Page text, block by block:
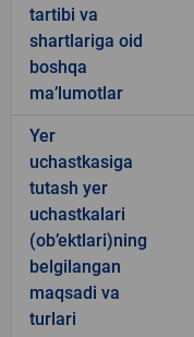
tartibi va
shartlariga oid
boshqa
ma’lumotlar
Yer
uchastkasiga
tutash yer
uchastkalari
(ob’ektlari)ning
belgilangan
maqsadi va
turlari